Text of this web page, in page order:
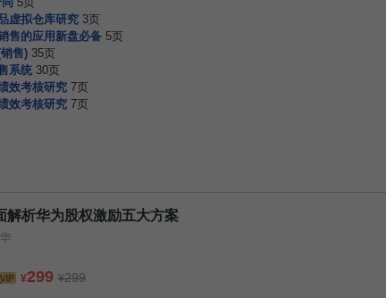
虚拟仓库研究 3页
售的应用新盘必备 5页
售) 35页
系统 30页
效考核研究 7页
效考核研究 7页
解析华为股权激励五大方案
¥299 ¥299